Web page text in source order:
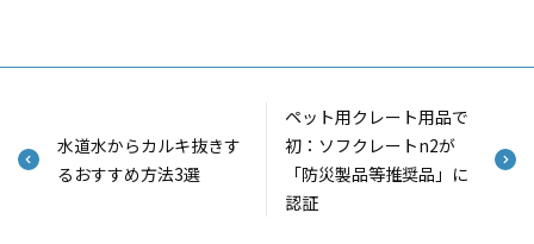
水道水からカルキ抜きす
るおすすめ方法3選
ペット用クレート用品で
初：ソフクレートn2が
「防災製品等推奨品」に
認証